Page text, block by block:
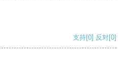
支持[0] 反对[0]